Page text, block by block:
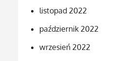
listopad 2022
październik 2022
wrzesień 2022